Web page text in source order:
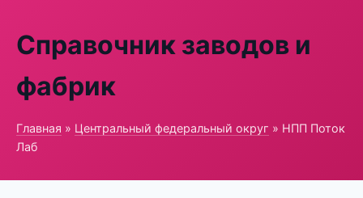
Справочник заводов и
фабрик
Главная » Центральный федеральный округ » НПП Поток
Лаб